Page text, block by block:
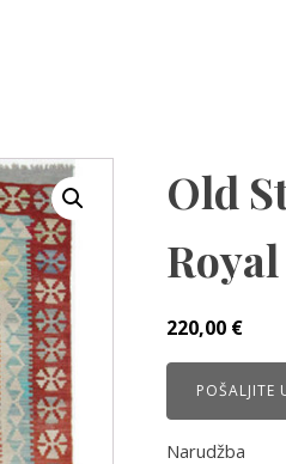
Old
Royal
220,00 €
POŠALJITE
Narudžba